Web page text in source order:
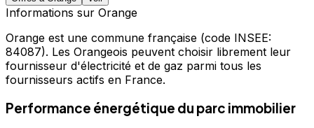
Informations sur Orange
Orange est une commune française (code INSEE:
84087). Les Orangeois peuvent choisir librement leur
fournisseur d'électricité et de gaz parmi tous les
fournisseurs actifs en France.
Performance énergétique du parc immobilier